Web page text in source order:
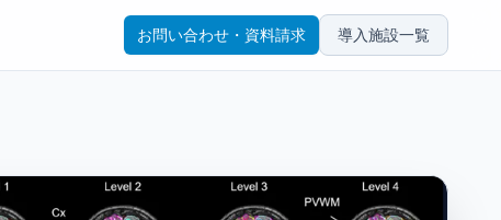
お問い合わせ・資料請求 導入施設一覧